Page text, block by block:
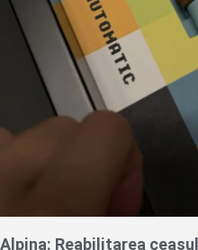
Alpina: Reabilitarea